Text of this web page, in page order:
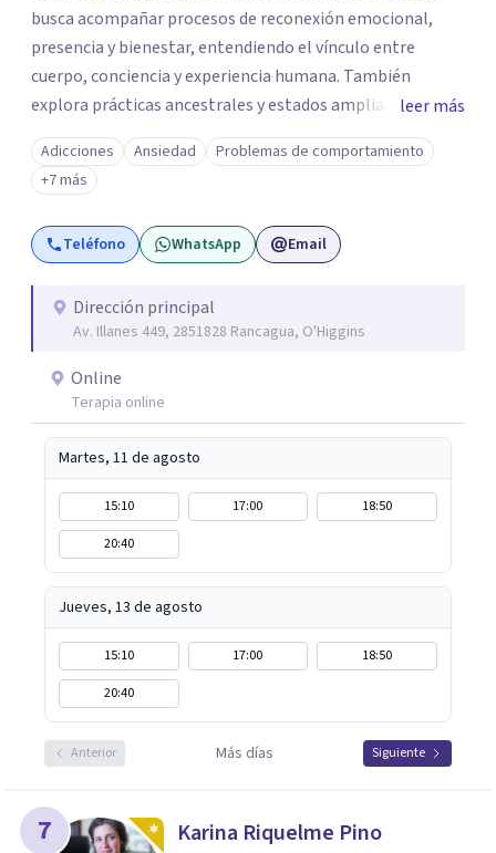
busca acompañar procesos de reconexión emocional,
presencia y bienestar, entendiendo el vínculo entre
cuerpo, conciencia y experiencia humana. También
explora prácticas ancestrales y estados ampliados de
conciencia como caminos de introspección,
resignificación emocional y crecimiento personal. Se
caracteriza por crear espacios cálidos y humanos,
orientados a la autenticidad, la escucha y el desarrollo de
una relación más consciente con uno mismo y con la vida.
leer más
Adicciones Ansiedad
Problemas de comportamiento
+7 más
Teléfono WhatsApp Email
Dirección principal
Av. Illanes 449, 2851828 Rancagua, O'Higgins
Online
Terapia online
Martes, 11 de agosto
15:10 17:00
18:50
20:40
Jueves, 13 de agosto
15:10 17:00
18:50
20:40
Anterior Más días Siguiente
7 Karina Riquelme Pino